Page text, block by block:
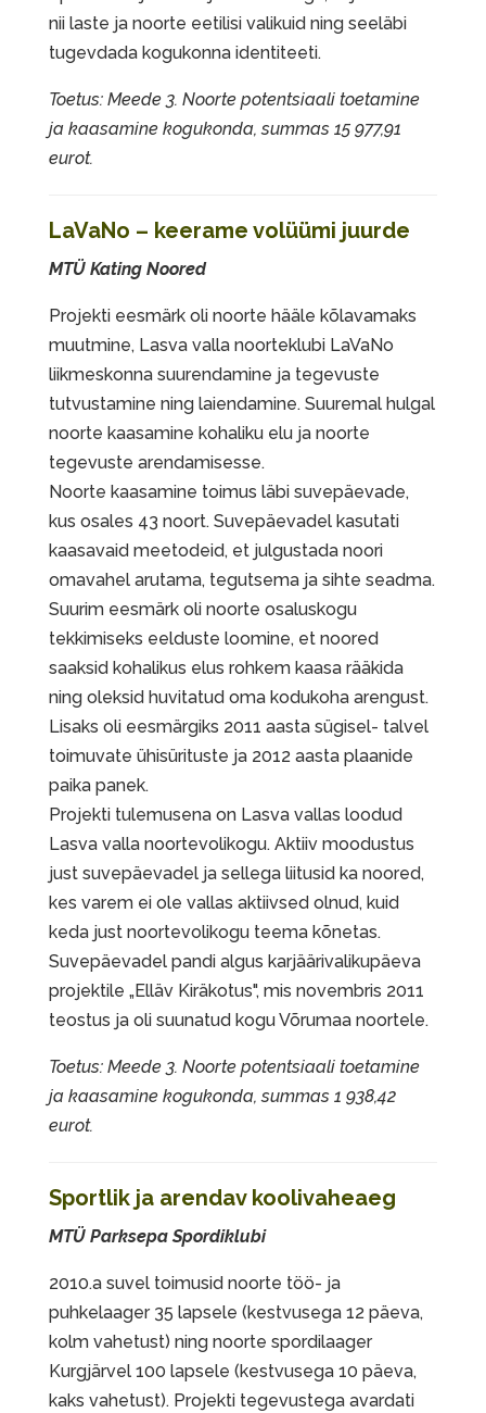
nii laste ja noorte eetilisi valikuid ning seeläbi
tugevdada kogukonna identiteeti.
Toetus: Meede 3. Noorte potentsiaali toetamine
ja kaasamine kogukonda, summas 15 977,91
eurot.
LaVaNo – keerame volüümi juurde
MTÜ Kating Noored
Projekti eesmärk oli noorte hääle kõlavamaks
muutmine, Lasva valla noorteklubi LaVaNo
liikmeskonna suurendamine ja tegevuste
tutvustamine ning laiendamine. Suuremal hulgal
noorte kaasamine kohaliku elu ja noorte
tegevuste arendamisesse.
Noorte kaasamine toimus läbi suvepäevade,
kus osales 43 noort. Suvepäevadel kasutati
kaasavaid meetodeid, et julgustada noori
omavahel arutama, tegutsema ja sihte seadma.
Suurim eesmärk oli noorte osaluskogu
tekkimiseks eelduste loomine, et noored
saaksid kohalikus elus rohkem kaasa rääkida
ning oleksid huvitatud oma kodukoha arengust.
Lisaks oli eesmärgiks 2011 aasta sügisel- talvel
toimuvate ühisürituste ja 2012 aasta plaanide
paika panek.
Projekti tulemusena on Lasva vallas loodud
Lasva valla noortevolikogu. Aktiiv moodustus
just suvepäevadel ja sellega liitusid ka noored,
kes varem ei ole vallas aktiivsed olnud, kuid
keda just noortevolikogu teema kõnetas.
Suvepäevadel pandi algus karjäärivalikupäeva
projektile „Elläv Kiräkotus", mis novembris 2011
teostus ja oli suunatud kogu Võrumaa noortele.
Toetus: Meede 3. Noorte potentsiaali toetamine
ja kaasamine kogukonda, summas 1 938,42
eurot.
Sportlik ja arendav koolivaheaeg
MTÜ Parksepa Spordiklubi
2010.a suvel toimusid noorte töö- ja
puhkelaager 35 lapsele (kestvusega 12 päeva,
kolm vahetust) ning noorte spordilaager
Kurgjärvel 100 lapsele (kestvusega 10 päeva,
kaks vahetust). Projekti tegevustega avardati